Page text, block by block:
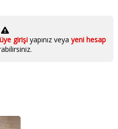
üye girişiyapınız veya yeni hesap